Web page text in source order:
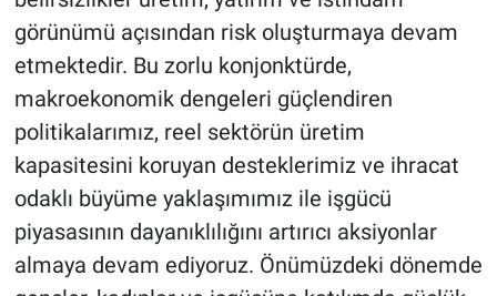
görünümü açısından risk oluşturmaya devam
etmektedir. Bu zorlu konjonktürde,
makroekonomik dengeleri güçlendiren
politikalarımız, reel sektörün üretim
kapasitesini koruyan desteklerimiz ve ihracat
odaklı büyüme yaklaşımımız ile işgücü
piyasasının dayanıklılığını artırıcı aksiyonlar
almaya devam ediyoruz. Önümüzdeki dönemde